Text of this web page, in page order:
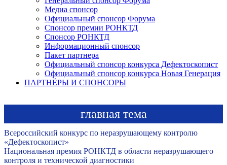
Медиа спонсор
Официальный спонсор Форума
Спонсор премии РОНКТД
Спонсор РОНКТД
Информационный спонсор
Пакет партнера
Официальный спонсор конкурса Дефектоскопист
Официальный спонсор конкурса Новая Генерация
ПАРТНЁРЫ И СПОНСОРЫ
главная тема
Всероссийский конкурс по неразрушающему контролю
«Дефектоскопист»
Национальная премия РОНКТД в области неразрушающего
контроля и технической диагностики